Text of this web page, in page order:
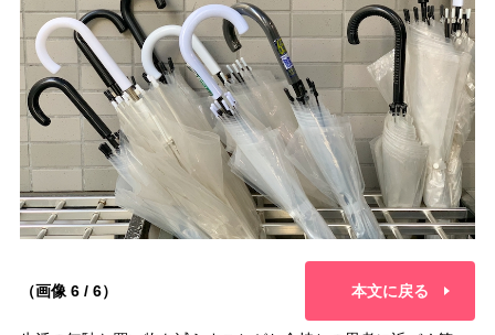
（画像 6 / 6） 本文に戻る